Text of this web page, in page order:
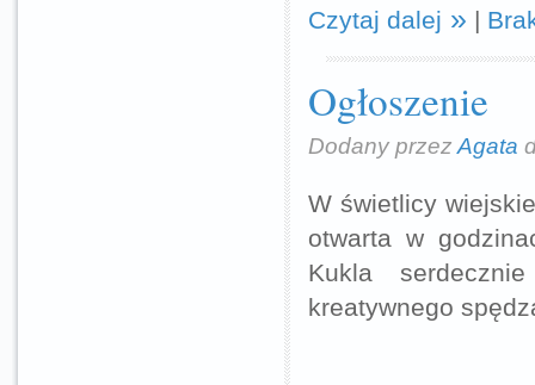
Czytaj dalej |
Ogłoszenie
Dodany przez Agata
W świetlicy
otwarta w
Kukla
kreatywnego